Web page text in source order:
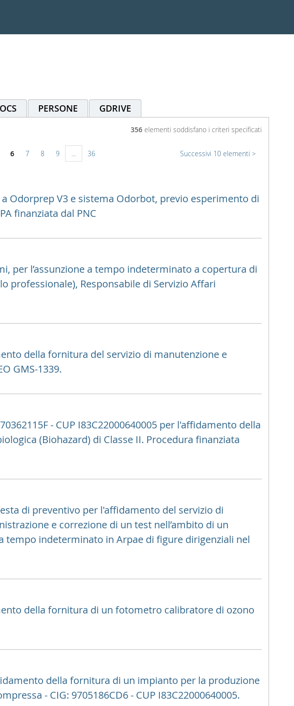
PERSONE GDRIVE
356elementi soddisfano i criteri specificati
6 7 8 9 ... 36 Successivi 10 elementi
Odorprep V3 e sistema Odorbot, previo esperimento di
finanziata dal PNC
per l’assunzione a tempo indeterminato a copertura di
professionale), Responsabile di Servizio Affari
della fornitura del servizio di manutenzione e
GMS-1339.
- CUP I83C22000640005 per l'affidamento della
(Biohazard) di Classe II. Procedura finanziata
di preventivo per l'affidamento del servizio di
e correzione di un test nell’ambito di un
tempo indeterminato in Arpae di figure dirigenziali nel
della fornitura di un fotometro calibratore di ozono
della fornitura di un impianto per la produzione
- CIG: 9705186CD6 - CUP I83C22000640005.